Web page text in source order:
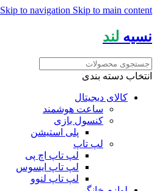
Skip to navigation Skip to main content
نسیه لند
انتخاب دسته بندی
کالای دیجیتال
ساعت هوشمند
کنسول بازی
پلی استیشن
لپ تاپ
لپ تاپ اچ پی
لپ تاپ ایسوس
لپ تاپ لنوو